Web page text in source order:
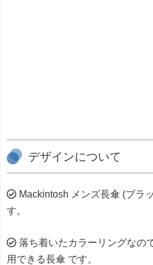
デザインについて
Mackintosh メンズ長傘 (ブラ
す。
落ち着いたカラーリングなの
用できる長傘 です。